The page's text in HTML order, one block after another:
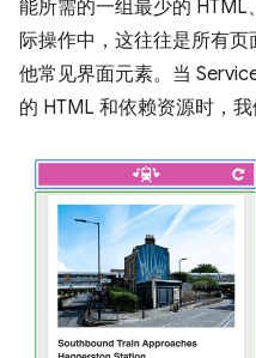
能所需的一组最少的
际操作中，这往往是所有
他常见界面元素。当
的 HTML 和依赖资源时，